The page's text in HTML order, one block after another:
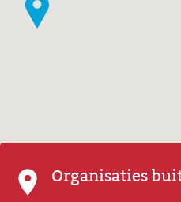
Organisaties